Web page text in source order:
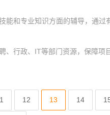
能和专业知识方面的辅导，通过
、行政、IT等部门资源，保障项
12 13 14